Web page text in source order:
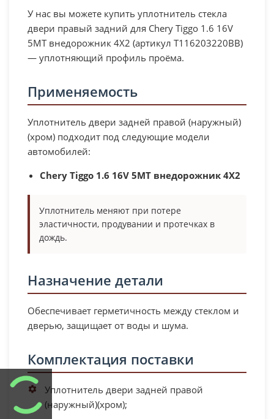
У нас вы можете купить уплотнитель стекла
двери правый задний для Chery Tiggo 1.6 16V
5MT внедорожник 4X2 (артикул T116203220BB)
— уплотняющий профиль проёма.
Применяемость
Уплотнитель двери задней правой (наружный)
(хром) подходит под следующие модели
автомобилей:
Chery Tiggo 1.6 16V 5MT внедорожник 4X2
Уплотнитель меняют при потере
эластичности, продувании и протечках в
дождь.
Назначение детали
Обеспечивает герметичность между стеклом и
дверью, защищает от воды и шума.
Комплектация поставки
Уплотнитель двери задней правой
(наружный)(хром);